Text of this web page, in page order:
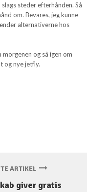
steder efterhånden. Så
om. Bevares, jeg kunne
alternativerne hos
morgenen og så igen om
og nye jetfly.
ARTIKEL
giver gratis